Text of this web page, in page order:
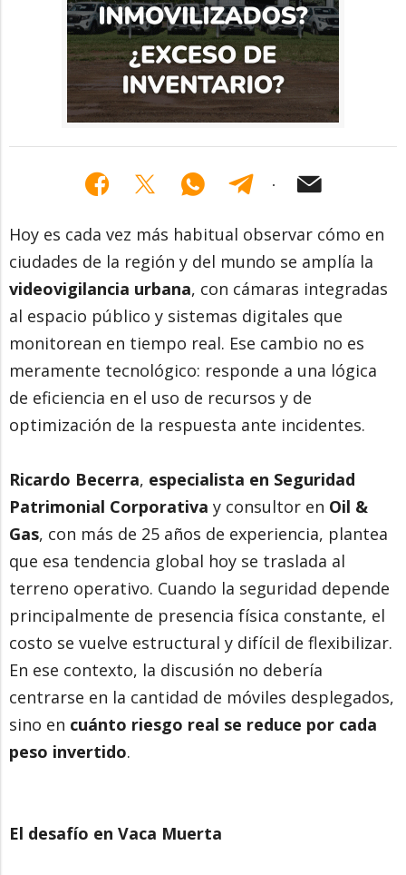
Hoy es cada vez más habitual observar cómo en
ciudades de la región y del mundo se amplía la
videovigilancia urbana, con cámaras integradas
al espacio público y sistemas digitales que
monitorean en tiempo real. Ese cambio no es
meramente tecnológico: responde a una lógica
de eficiencia en el uso de recursos y de
optimización de la respuesta ante incidentes.
Ricardo Becerra, especialista en Seguridad
Patrimonial Corporativa y consultor en Oil &
Gas, con más de 25 años de experiencia, plantea
que esa tendencia global hoy se traslada al
terreno operativo. Cuando la seguridad depende
principalmente de presencia física constante, el
costo se vuelve estructural y difícil de flexibilizar.
En ese contexto, la discusión no debería
centrarse en la cantidad de móviles desplegados,
sino en cuánto riesgo real se reduce por cada
peso invertido.
El desafío en Vaca Muerta